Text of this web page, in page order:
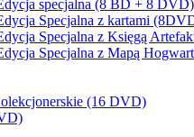
specjalna (8 BD + 8 DVD)
Specjalna z kartami
Specjalna z Księgą
Specjalna z Mapą
(16 DVD)